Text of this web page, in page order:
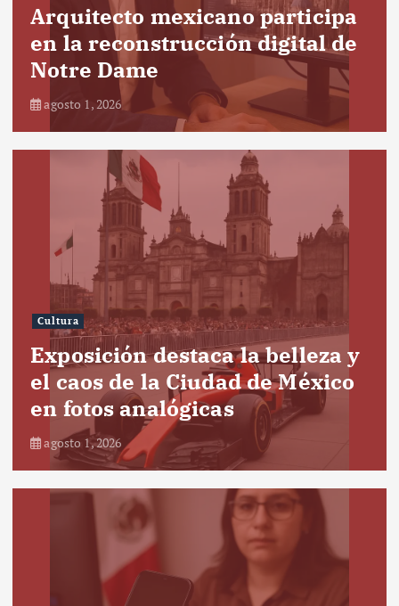
Arquitecto mexicano participa
en la reconstrucción digital de
Notre Dame
agosto 1, 2026
Cultura
Exposición destaca la belleza y
el caos de la Ciudad de México
en fotos analógicas
agosto 1, 2026